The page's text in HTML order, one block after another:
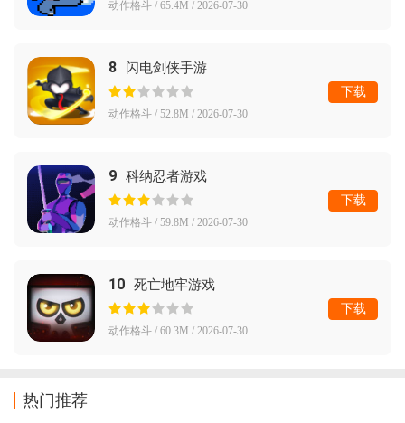
动作格斗 / 65.4M / 2026-07-30
8 闪电剑侠手游
动作格斗 / 52.8M / 2026-07-30
下载
9 科纳忍者游戏
动作格斗 / 59.8M / 2026-07-30
下载
10 死亡地牢游戏
动作格斗 / 60.3M / 2026-07-30
下载
热门推荐